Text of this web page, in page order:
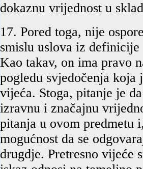
dokaznu vrijednost u
17. Pored toga, nije
smislu uslova iz
Kao takav, on ima pravo
pogledu svjedočenja koja
vijeća. Stoga, pitanje je
izravnu i značajnu
pitanja u ovom predmetu
mogućnost da se
drugdje. Pretresno vijeće